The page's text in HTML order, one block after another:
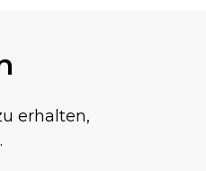
erhalten,